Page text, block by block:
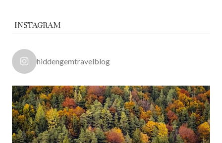
INSTAGRAM
hiddengemtravelblog